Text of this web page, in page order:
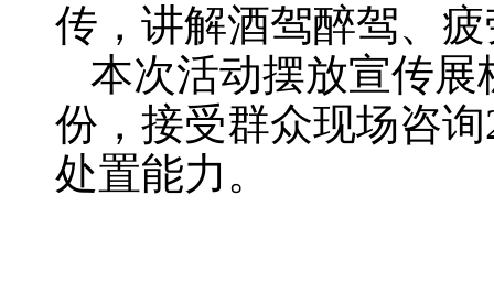
传，讲解酒驾醉驾、
本次活动摆放宣传展
份，接受群众现场咨
处置能力。